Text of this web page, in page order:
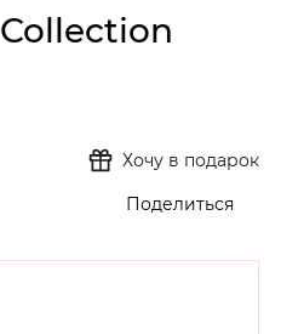
Хочу в подарок
Поделиться